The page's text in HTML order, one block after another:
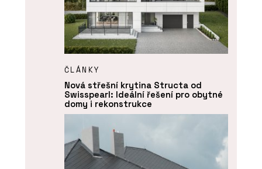
ČLÁNKY
Nová střešní krytina Structa od
Swisspearl: Ideální řešení pro obytné
domy i rekonstrukce